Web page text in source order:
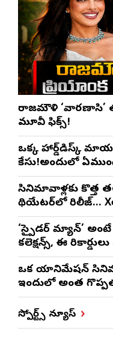
రాజమౌళి ‘వారణాసి’
మూవీ ఫిక్స్!
ఒక్క హార్డ్‌డిస్క్
కేసు!అందులో
సినిమావాళ్లకు కొత్త
థియేటర్‌లో రిలీజ్…
‘స్పైడర్ మ్యాన్’
కలెక్షన్స్, ఈ
ఒక యానిమేషన్
ఇందులో అంత
స్పోర్ట్స్ న్యూస్